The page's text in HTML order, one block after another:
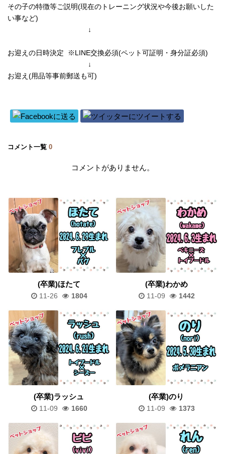
その子の特徴等ご説明(現在のトレーニング状況や今後お願いした
い事など)
↓
お迎えの日時決定 ※LINE交換必須(ペット可証明・身分証必須)
↓
お迎え(用品等事前郵送も可)
コメント一覧 0
コメントがありません。
(卒業)ほたて
11-26 1804
(卒業)わかめ
11-09 1442
(卒業)ラッシュ
11-09 1660
(卒業)のり
11-09 1373